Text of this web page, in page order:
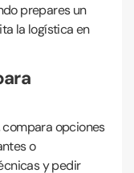
prepares un
la logística en
opciones
o
y pedir